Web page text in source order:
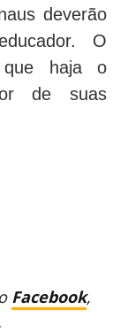
deverão
O
que haja o
de suas
Facebook,